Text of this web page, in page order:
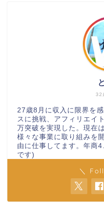
32
27歳8月に収入に限界を
スに挑戦、アフィリエイ
万突破を実現した。現在
様々な事業に取り組みを
由に仕事してます。年商
です)
＼